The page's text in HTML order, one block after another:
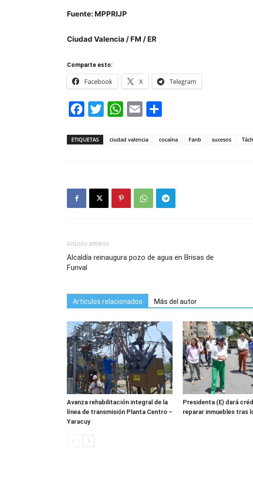
Fuente: MPPRIJP
Ciudad Valencia / FM / ER
Comparte esto:
Facebook X Telegram
Facebook
Twitter
WhatsApp
Email
ETIQUETAS ciudad valencia cocaína Fanb sucesos
Artículo anterior
Alcaldía reinaugura pozo de agua en Brisas de
Funval
Artículos relacionados Más del autor
Avanza rehabilitación integral de la
línea de transmisión Planta Centro –
Yaracuy
Presidenta (E) dará
reparar inmuebles tras